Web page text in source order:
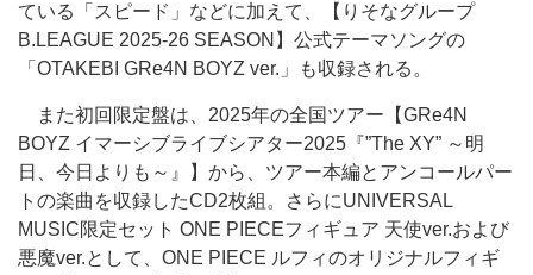
ている「スピード」などに加えて、【りそなグループ
B.LEAGUE 2025-26 SEASON】公式テーマソングの
「OTAKEBI GRe4N BOYZ ver.」も収録される。
また初回限定盤は、2025年の全国ツアー【GRe4N
BOYZ イマーシブライブシアター2025『”The XY” ～明
日、今日よりも～』】から、ツアー本編とアンコールパー
トの楽曲を収録したCD2枚組。さらにUNIVERSAL
MUSIC限定セット ONE PIECEフィギュア 天使ver.および
悪魔ver.として、ONE PIECE ルフィのオリジナルフィギ